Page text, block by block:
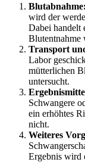
Blutabnahme:
wird der
Dabei handelt
Blutentnahme
Transport
Labor
mütterlichen
untersucht.
Schwangere
ein erhöhtes
nicht.
Weiteres
Ergebnis wird